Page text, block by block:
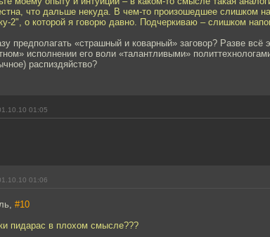
что дальше некуда. В чем-то произошедшее слишком
2", о которой я говорю давно. Подчеркиваю – слишком
предполагать «страшный и коварный» заговор? Разве всё
исполнении его воли «талантливыми»
распиздяйство?
01:05
01:06
#10
пидарас в плохом смысле???